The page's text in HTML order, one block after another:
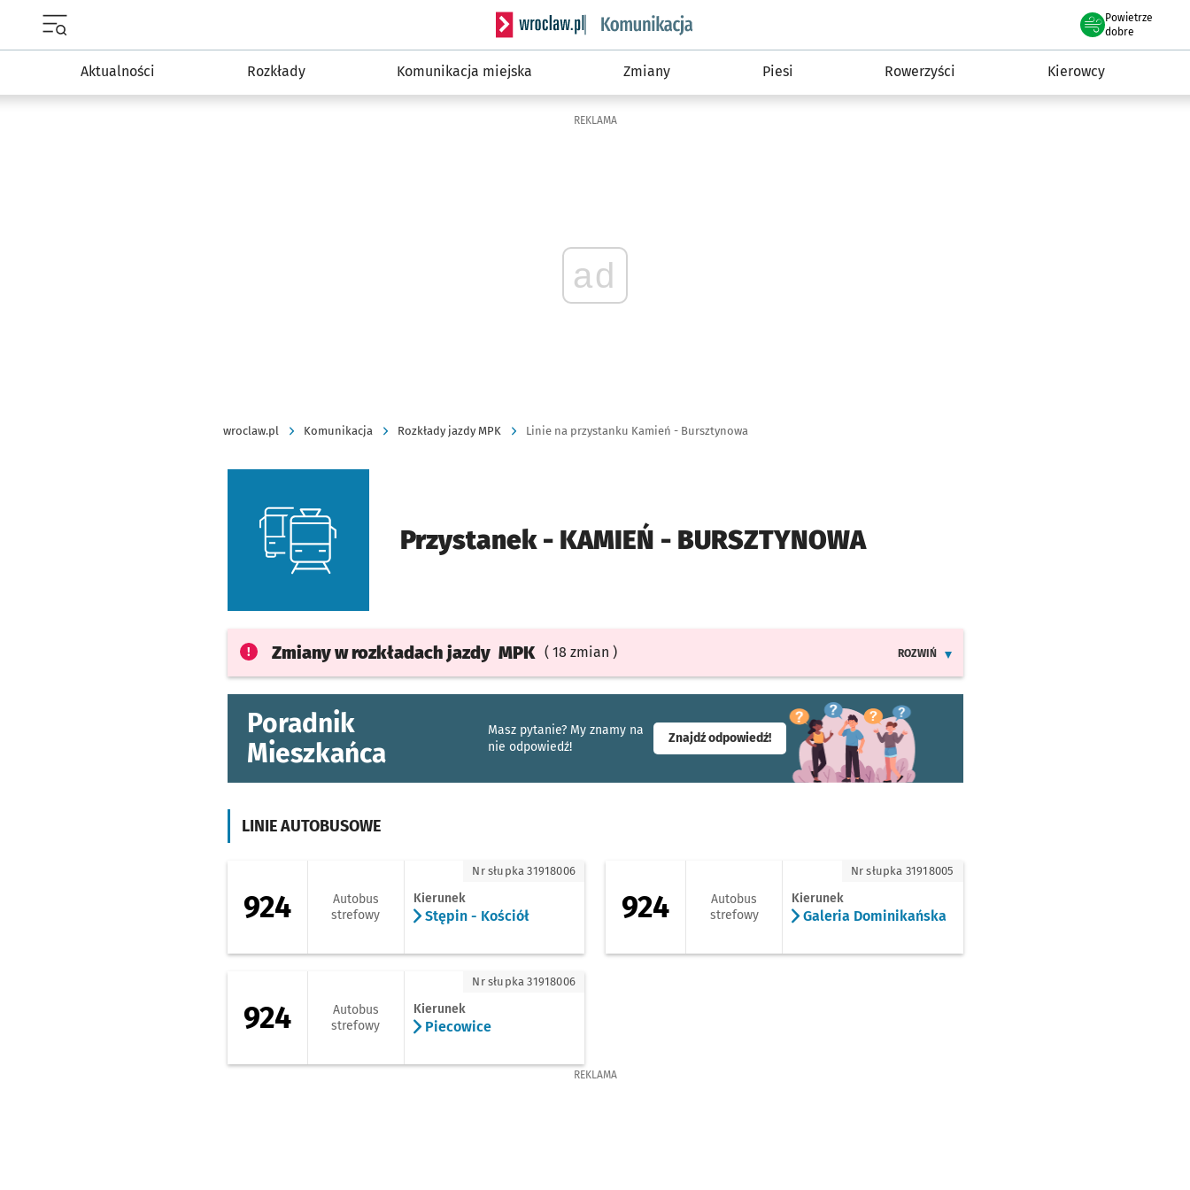
Serwis informacyjny wroclaw.pl podserwis: Komunikacja
Powietrze
we Wrocławiu
dobre
Aktualności Rozkłady Komunikacja miejska Zmiany Piesi Rowerzyści Kierowcy
REKLAMA
ad
wroclaw.pl Komunikacja Rozkłady jazdy MPK Linie na przystanku Kamień - Bursztynowa
Przystanek - KAMIEŃ - BURSZTYNOWA
Zmiany w rozkładach jazdy MPK ( 18 zmian )
ROZWIŃ
Poradnik
Mieszkańca
Masz pytanie? My znamy na
nie odpowiedź!
Znajdź odpowiedź!- otworzy się w nowej karcie
LINIE AUTOBUSOWE
924 - kierunek Stępin - Kościół
924
Autobus
strefowy
Kierunek
Stępin - Kościół
Nr słupka 31918006 924 - kierunek Galeria Dominikańska
924
Autobus
strefowy
Kierunek
Galeria Dominikańska
Nr słupka 31918005
924
Autobus
strefowy
Kierunek
Piecowice
Nr słupka 31918006
REKLAMA